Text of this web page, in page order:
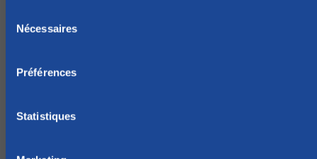
Nécessaires
Préférences
Statistiques
e
i
g
b